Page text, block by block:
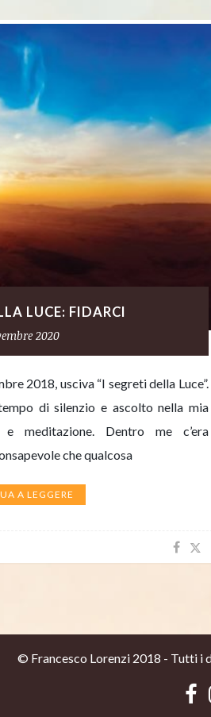
LUCE: FIDARCI
2020
2018, usciva “I segreti della Luce”.
di silenzio e ascolto nella mia
meditazione. Dentro me c’era
che qualcosa
A LEGGERE
© Francesco Lorenzi 2018 - Tutti i